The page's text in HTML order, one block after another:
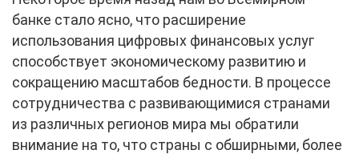
банке стало ясно, что расширение
использования цифровых финансовых услуг
способствует экономическому развитию и
сокращению масштабов бедности. В процессе
сотрудничества с развивающимися странами
из различных регионов мира мы обратили
внимание на то, что страны с обширными, более